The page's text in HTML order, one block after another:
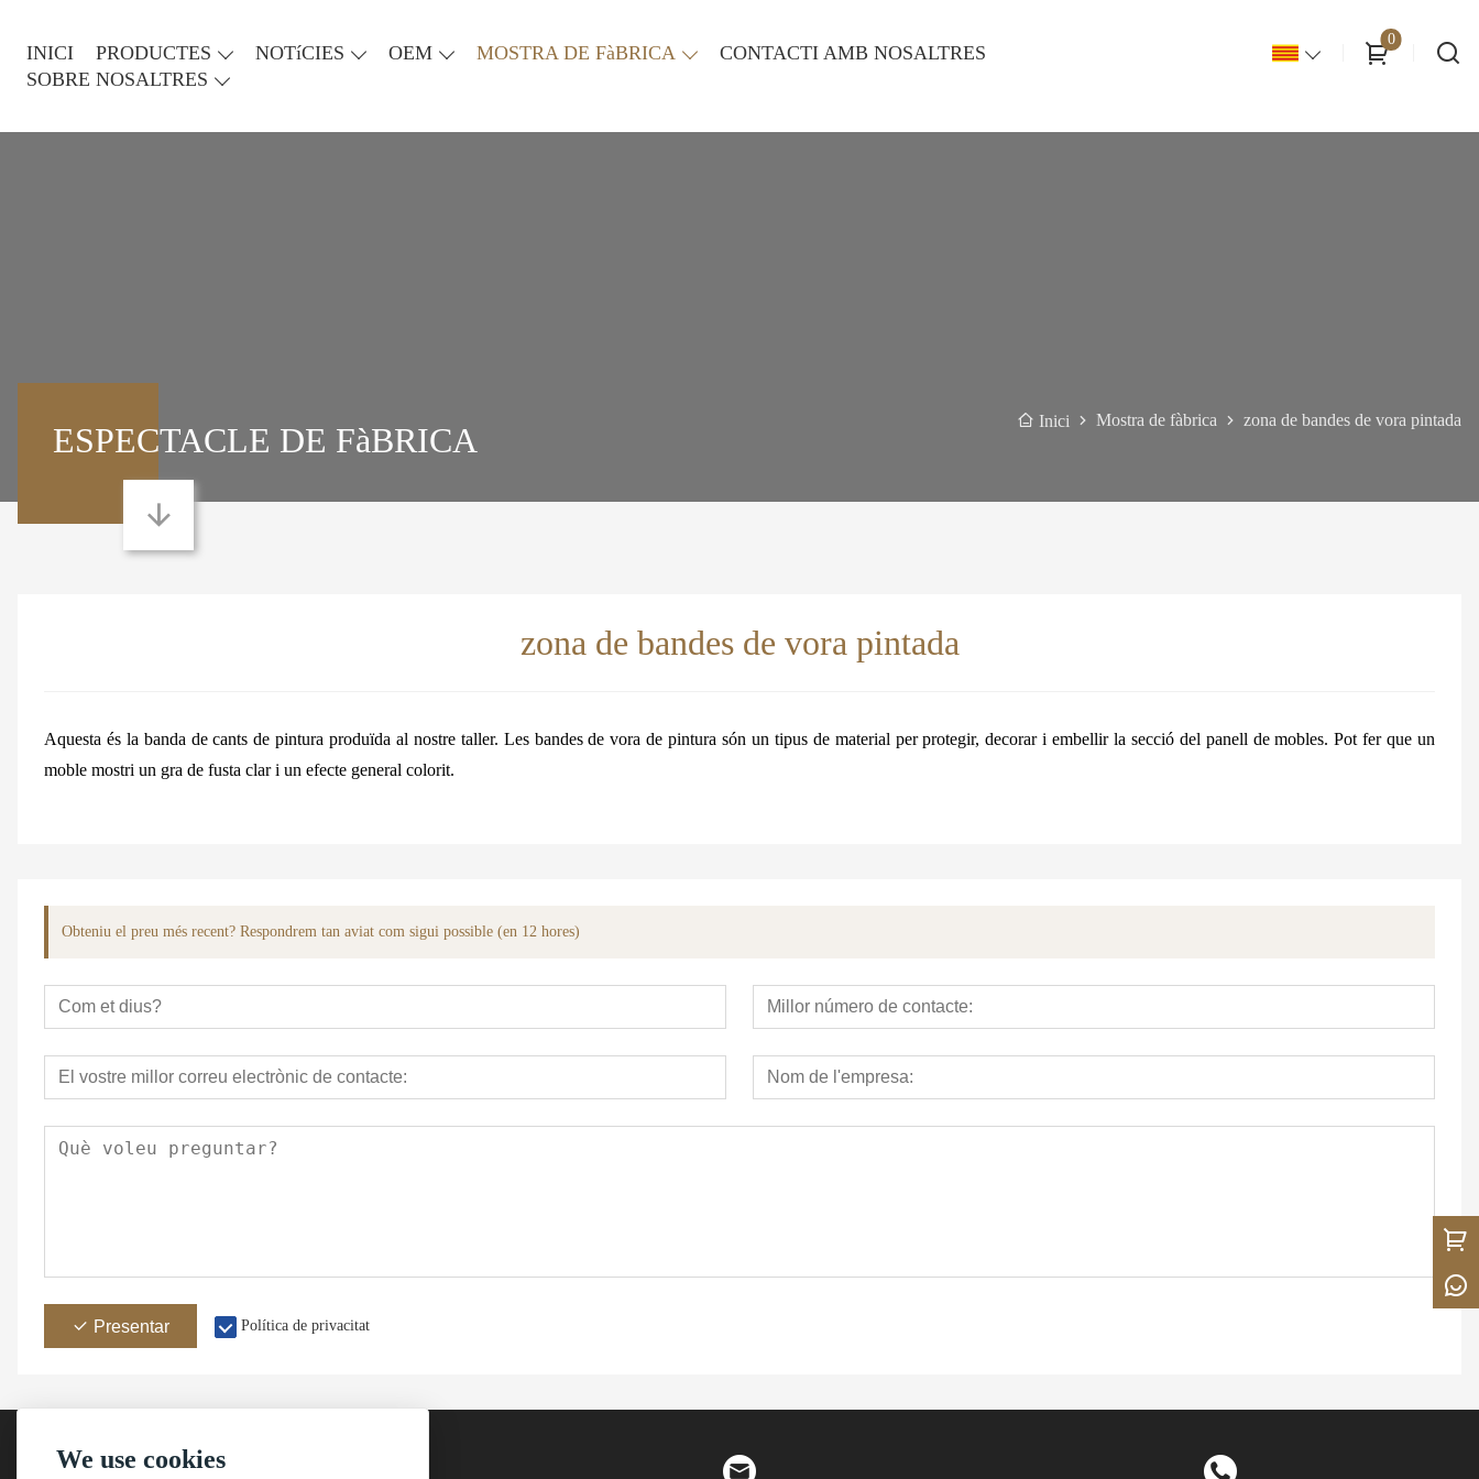
INICI PRODUCTES NOTíCIES OEM MOSTRA DE FàBRICA
CONTACTI AMB NOSALTRES
SOBRE NOSALTRES
0
ESPECTACLE DE FàBRICA Inici Mostra de fàbrica zona de bandes de vora pintada
zona de bandes de vora pintada
Aquesta és la banda de cants de pintura produïda al nostre taller. Les bandes de vora de pintura són un tipus de material per protegir, decorar i embellir la secció del panell de mobles. Pot fer que un
moble mostri un gra de fusta clar i un efecte general colorit.
Obteniu el preu més recent? Respondrem tan aviat com sigui possible (en 12 hores)
Presentar Política de privacitat
We use cookies